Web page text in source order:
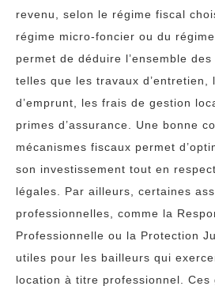
revenu, selon le régime fiscal
régime micro-foncier ou du
permet de déduire l’ensemble
telles que les travaux d’entretien,
d’emprunt, les frais de gestion
primes d’assurance. Une bonne
mécanismes fiscaux permet
son investissement tout en
légales. Par ailleurs, certaines
professionnelles, comme la
Professionnelle ou la Protection
utiles pour les bailleurs qui
location à titre professionnel. Ces